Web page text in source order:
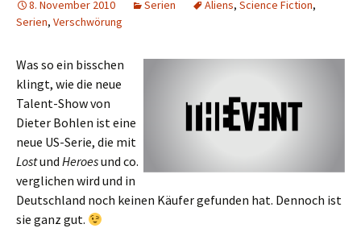
8. November 2010 Serien Aliens, Science Fiction,
Serien, Verschwörung
Was so ein bisschen
klingt, wie die neue
Talent-Show von
Dieter Bohlen ist eine
neue US-Serie, die mit
Lostund Heroesund co.
verglichen wird und in
Deutschland noch keinen Käufer gefunden hat. Dennoch ist
sie ganz gut.